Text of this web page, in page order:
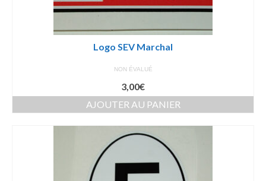
Logo SEV Marchal
NON ÉVALUÉ
3,00€
AJOUTER AU PANIER